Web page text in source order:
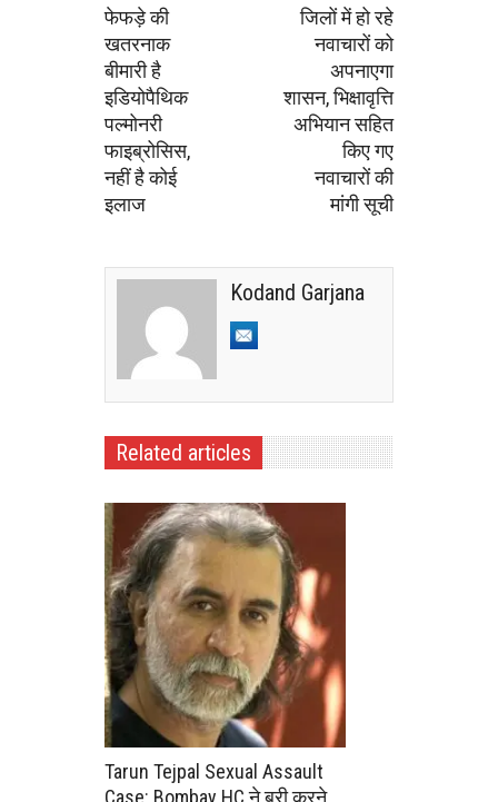
फेफड़े की
खतरनाक
बीमारी है
इडियोपैथिक
पल्मोनरी
फाइब्रोसिस,
नहीं है कोई
इलाज
जिलों में हो रहे
नवाचारों को
अपनाएगा
शासन, भिक्षावृत्ति
अभियान सहित
किए गए
नवाचारों की
मांगी सूची
Kodand Garjana
Related articles
Tarun Tejpal Sexual Assault
Case: Bombay HC ने बरी करने